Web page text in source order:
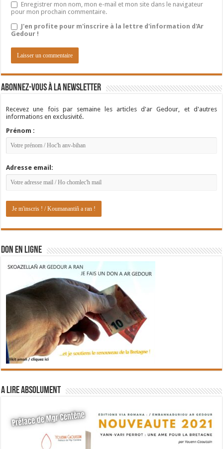
Enregistrer mon nom, mon e-mail et mon site dans le navigateur
pour mon prochain commentaire.
J'en profite pour m'inscrire à la lettre d'information d'Ar
Gedour !
Abonnez-vous à la newsletter
Recevez une fois par semaine les articles d'ar Gedour, et d'autres
informations en exclusivité.
Prénom :
Adresse email:
DON EN LIGNE
A lire absolument